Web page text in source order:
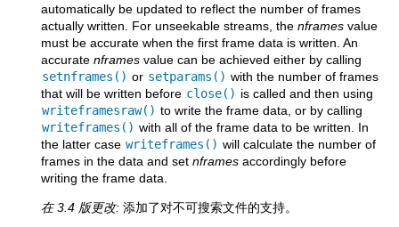
automatically be updated to reflect the number of frames
actually written. For unseekable streams, the nframes value
must be accurate when the first frame data is written. An
accurate nframes value can be achieved either by calling
setnframes() or setparams() with the number of frames
that will be written before close() is called and then using
writeframesraw() to write the frame data, or by calling
writeframes() with all of the frame data to be written. In
the latter case writeframes() will calculate the number of
frames in the data and set nframes accordingly before
writing the frame data.
在 3.4 版更改: 添加了对不可搜索文件的支持。